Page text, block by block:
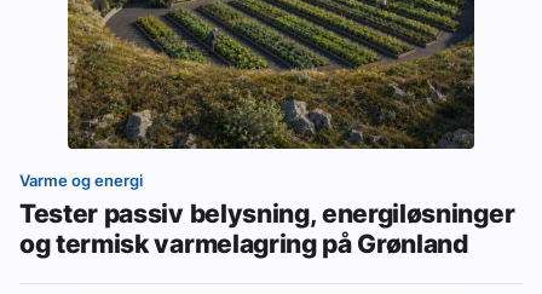
Varme og energi
Tester passiv belysning, energiløsninger
og termisk varmelagring på Grønland